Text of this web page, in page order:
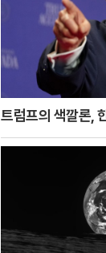
트럼프의 색깔론,